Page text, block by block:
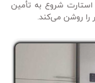
استارت شروع به تأمین
را روشن می‌کند.